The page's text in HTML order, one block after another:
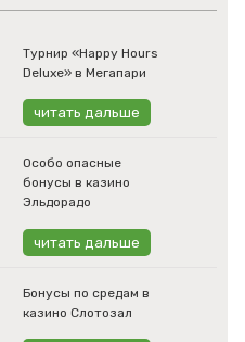
Турнир «Happy Hours
Deluxe» в Мегапари
читать дальше
Особо опасные
бонусы в казино
Эльдорадо
читать дальше
Бонусы по средам в
казино Слотозал